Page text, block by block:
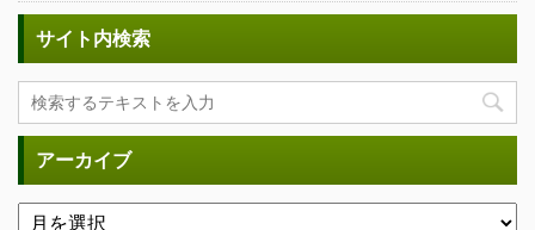
サイト内検索
アーカイブ